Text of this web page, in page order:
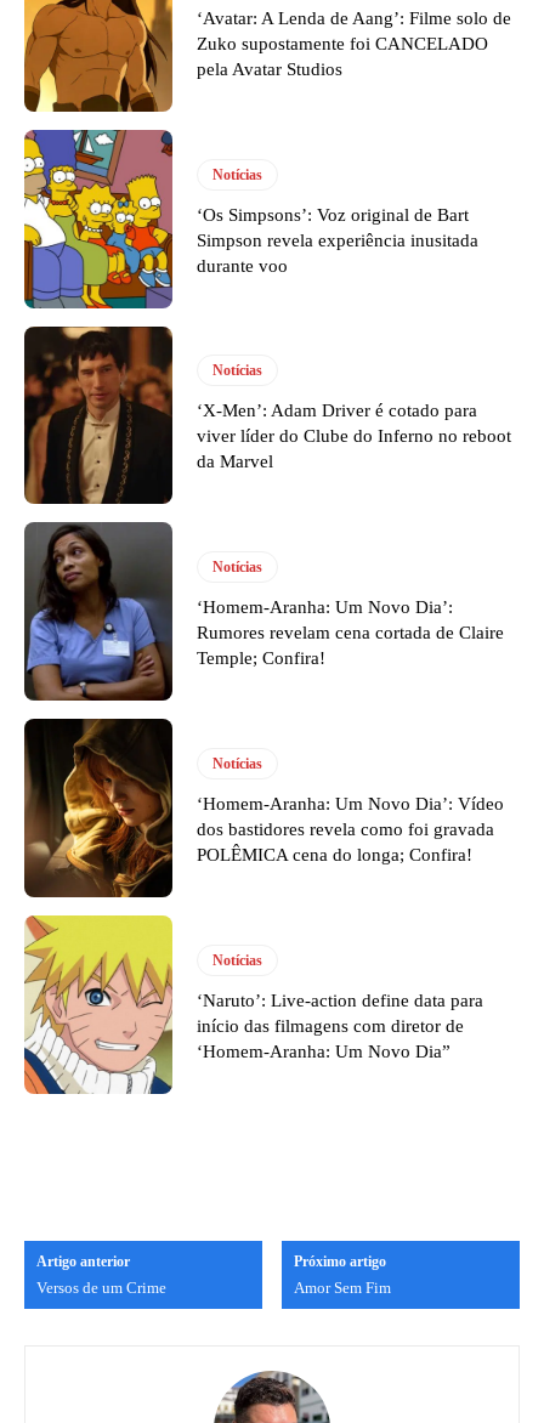
‘Avatar: A Lenda de Aang’: Filme solo de
Zuko supostamente foi CANCELADO
pela Avatar Studios
Notícias
‘Os Simpsons’: Voz original de Bart
Simpson revela experiência inusitada
durante voo
Notícias
‘X-Men’: Adam Driver é cotado para
viver líder do Clube do Inferno no reboot
da Marvel
Notícias
‘Homem-Aranha: Um Novo Dia’:
Rumores revelam cena cortada de Claire
Temple; Confira!
Notícias
‘Homem-Aranha: Um Novo Dia’: Vídeo
dos bastidores revela como foi gravada
POLÊMICA cena do longa; Confira!
Notícias
‘Naruto’: Live-action define data para
início das filmagens com diretor de
‘Homem-Aranha: Um Novo Dia”
Artigo anterior
Versos de um Crime
Próximo artigo
Amor Sem Fim